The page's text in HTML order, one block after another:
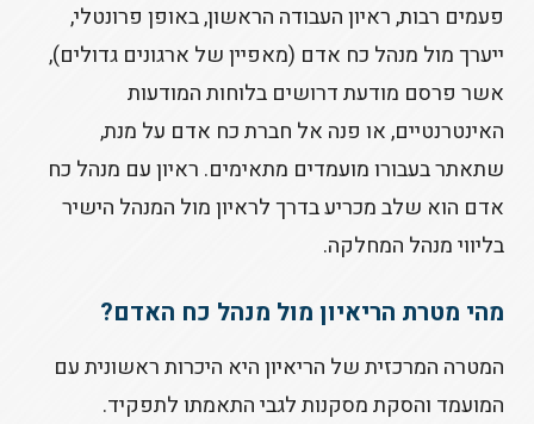
פעמים רבות, ראיון העבודה הראשון, באופן פרונטלי,
ייערך מול מנהל כח אדם (מאפיין של ארגונים גדולים),
אשר פרסם מודעת דרושים בלוחות המודעות
האינטרנטיים, או פנה אל חברת כח אדם על מנת,
שתאתר בעבורו מועמדים מתאימים. ראיון עם מנהל כח
אדם הוא שלב מכריע בדרך לראיון מול המנהל הישיר
בליווי מנהל המחלקה.
מהי מטרת הריאיון מול מנהל כח האדם?
המטרה המרכזית של הריאיון היא היכרות ראשונית עם
המועמד והסקת מסקנות לגבי התאמתו לתפקיד.